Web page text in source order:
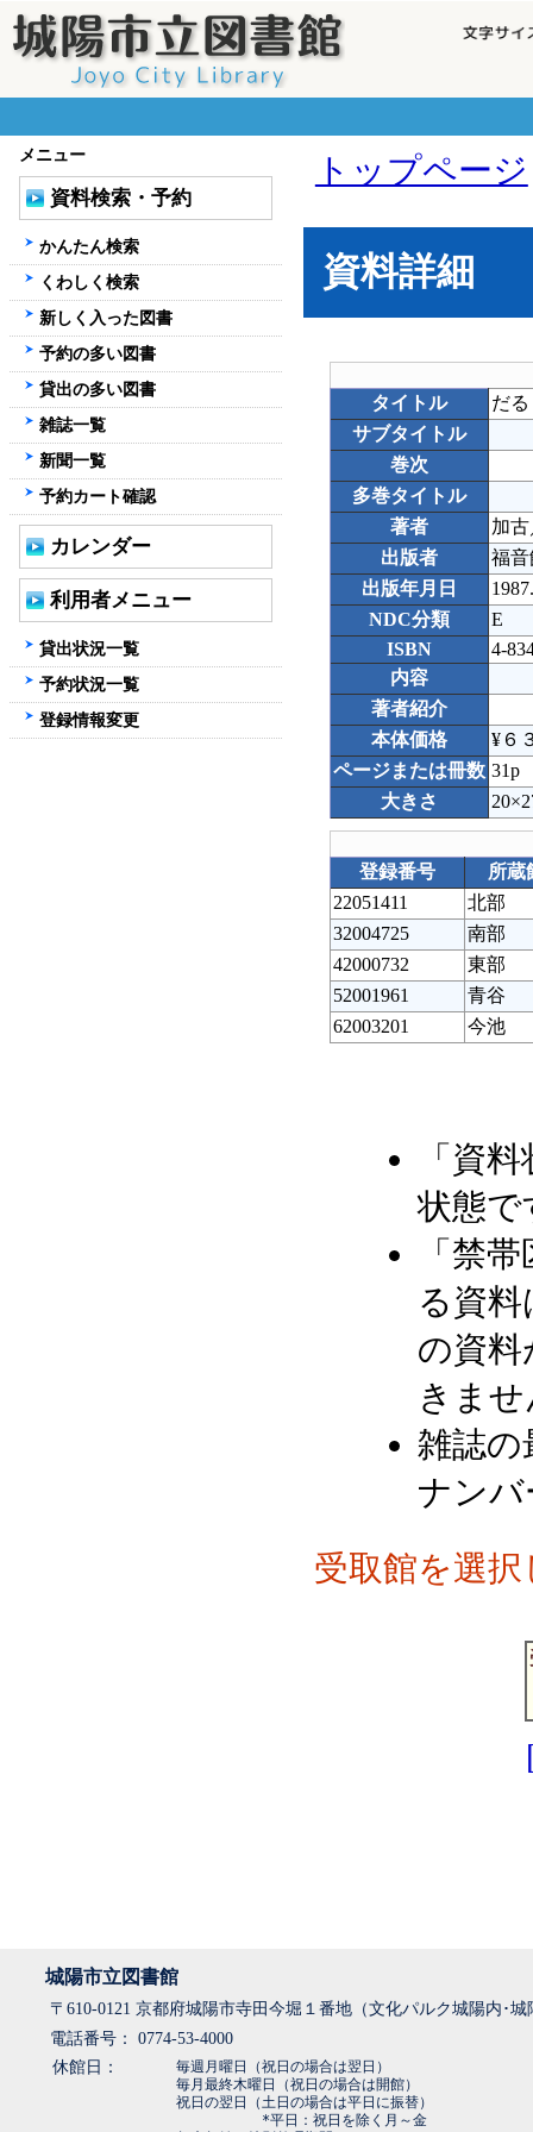
トップページ
資料詳細
タイトル
だ
サブタイトル
巻次
多巻タイトル
著者
加
出版者
福
出版年月日
NDC分類
E
ISBN
4-
内容
著者紹介
本体価格
¥６
ページまたは冊数 31p
大きさ
登録番号
所蔵
22051411
北部
32004725
南部
42000732
東部
52001961
青谷
62003201
今池
「資
状態で
「禁
る資
の資料
きま
雑誌の
ナン
受取館を選
メニュー
資料検索・予約
かんたん検索
くわしく検索
新しく入った図書
予約の多い図書
貸出の多い図書
雑誌一覧
新聞一覧
予約カート確認
カレンダー
利用者メニュー
貸出状況一覧
予約状況一覧
登録情報変更
城陽市立図書館
〒610-0121 京都府城陽市寺田今堀１番地（文化パルク城陽内･
電話番号： 0774-53-4000
休館日：
毎週月曜日（祝日の場合は翌日）
毎月最終木曜日（祝日の場合は開館）
祝日の翌日（土日の場合は平日に振替）
*平日：祝日を除く月～金